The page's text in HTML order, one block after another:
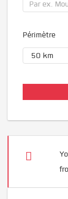
Périmètre